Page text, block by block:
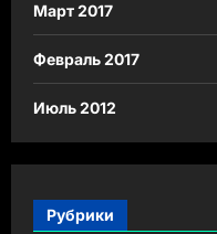
Март 2017
Февраль 2017
Июль 2012
Рубрики